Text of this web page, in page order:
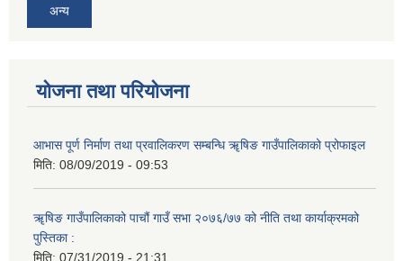
अन्य
योजना तथा परियोजना
आभास पूर्ण निर्माण तथा प्रवालिकरण सम्बन्धि ॠषिङ गाउँपालिकाको प्रोफाइल
मिति: 08/09/2019 - 09:53
ॠषिङ गाउँपालिकाको पाचौं गाउँ सभा २०७६/७७ को नीति तथा कार्याक्रमको
पुस्तिका :
मिति: 07/31/2019 - 21:31